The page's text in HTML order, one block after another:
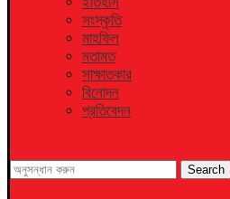
সংস্কৃতি
মাহফিল
মতামত
সাক্ষাতকার
বিনোদন
প্রতিবেদন
Search